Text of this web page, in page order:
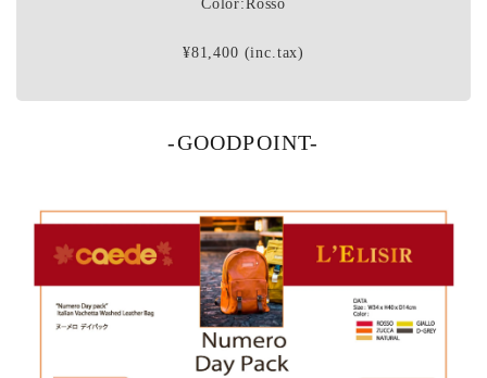
Color:Rosso
¥81,400 (inc.tax)
-GOODPOINT-